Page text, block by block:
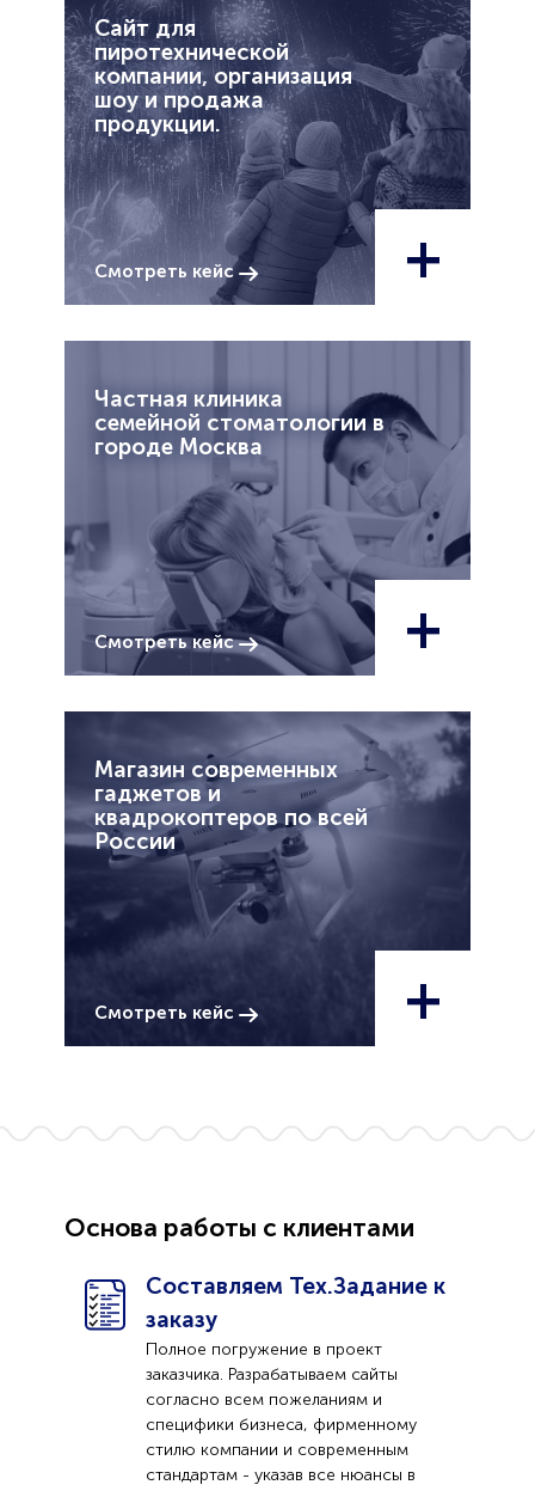
Сайт для
пиротехнической
компании, организация
шоу и продажа
продукции.
Смотреть кейс +
Частная клиника
семейной стоматологии в
городе Москва
Смотреть кейс +
Магазин современных
гаджетов и
квадрокоптеров по всей
России
Смотреть кейс +
Основа работы с клиентами
Составляем Тех.Задание к
заказу
Полное погружение в проект
заказчика. Разрабатываем сайты
согласно всем пожеланиям и
специфики бизнеса, фирменному
стилю компании и современным
стандартам - указав все нюансы в